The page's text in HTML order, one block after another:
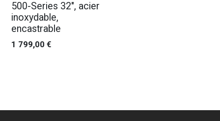
500-Series 32", acier
inoxydable,
encastrable
1 799,00 €